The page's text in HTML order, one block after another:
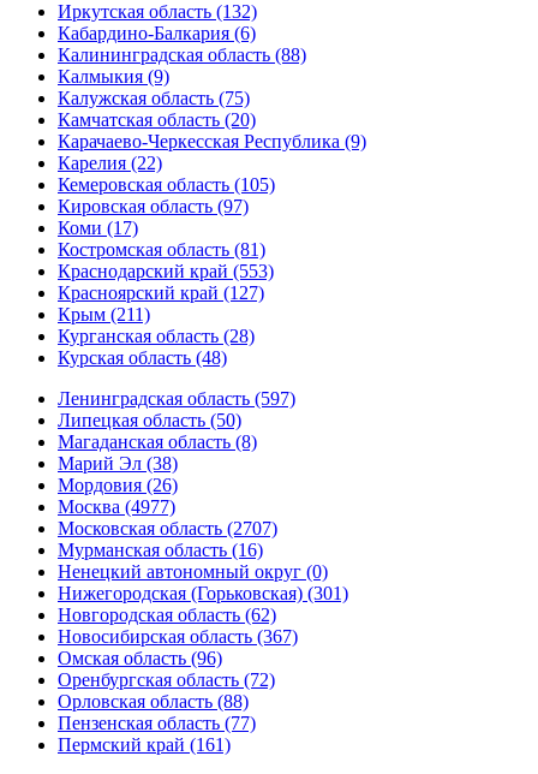
Иркутская область (132)
Кабардино-Балкария (6)
Калининградская область (88)
Калмыкия (9)
Калужская область (75)
Камчатская область (20)
Карачаево-Черкесская Республика (9)
Карелия (22)
Кемеровская область (105)
Кировская область (97)
Коми (17)
Костромская область (81)
Краснодарский край (553)
Красноярский край (127)
Крым (211)
Курганская область (28)
Курская область (48)
Ленинградская область (597)
Липецкая область (50)
Магаданская область (8)
Марий Эл (38)
Мордовия (26)
Москва (4977)
Московская область (2707)
Мурманская область (16)
Ненецкий автономный округ (0)
Нижегородская (Горьковская) (301)
Новгородская область (62)
Новосибирская область (367)
Омская область (96)
Оренбургская область (72)
Орловская область (88)
Пензенская область (77)
Пермский край (161)